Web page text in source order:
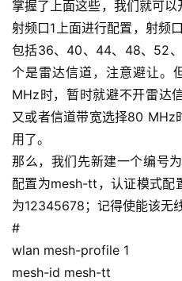
掌握了上面这些，我们就可
射频口1上面进行配置，射频
包括36、40、44、48、52
个是雷达信道，注意避让。
MHz时，暂时就避不开雷达
又或者信道带宽选择80 MHz
用了。
那么，我们先新建一个编号
配置为mesh-tt，认证模式配
为12345678；记得使能该无
#
wlan mesh-profile 1
mesh-id mesh-tt